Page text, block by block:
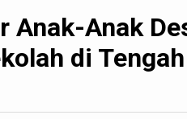
Anak-Anak
di